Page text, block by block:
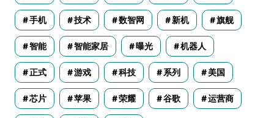
手机 技术 数智网 新机 旗舰
智能 智能家居 曝光 机器人
正式 游戏 科技 系列 美国
芯片 苹果 荣耀 谷歌 运营商